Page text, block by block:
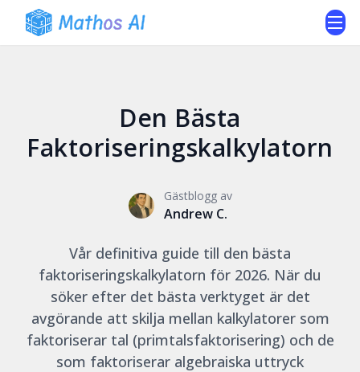
Den Bästa
Faktoriseringskalkylatorn
Gästblogg av
Andrew C.
Vår definitiva guide till den bästa
faktoriseringskalkylatorn för 2026. När du
söker efter det bästa verktyget är det
avgörande att skilja mellan kalkylatorer som
faktoriserar tal (primtalsfaktorisering) och de
som faktoriserar algebraiska uttryck